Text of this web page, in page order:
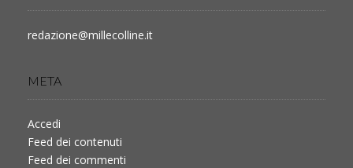
redazione@millecolline.it
META
Accedi
Feed dei contenuti
Feed dei commenti